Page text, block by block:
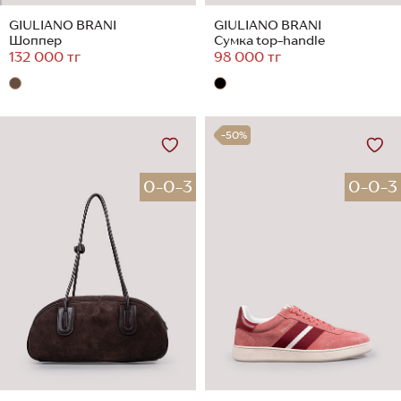
GIULIANO BRANI
Шоппер
132 000 тг
GIULIANO BRANI
Сумка top-handle
98 000 тг
0-0-3
-50%
0-0-3